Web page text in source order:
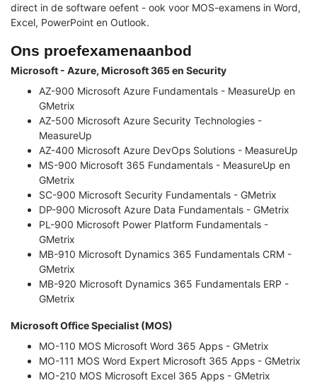
direct in de software oefent - ook voor MOS-examens in Word,
Excel, PowerPoint en Outlook.
Ons proefexamenaanbod
Microsoft - Azure, Microsoft 365 en Security
AZ-900 Microsoft Azure Fundamentals - MeasureUp en
GMetrix
AZ-500 Microsoft Azure Security Technologies -
MeasureUp
AZ-400 Microsoft Azure DevOps Solutions - MeasureUp
MS-900 Microsoft 365 Fundamentals - MeasureUp en
GMetrix
SC-900 Microsoft Security Fundamentals - GMetrix
DP-900 Microsoft Azure Data Fundamentals - GMetrix
PL-900 Microsoft Power Platform Fundamentals -
GMetrix
MB-910 Microsoft Dynamics 365 Fundamentals CRM -
GMetrix
MB-920 Microsoft Dynamics 365 Fundamentals ERP -
GMetrix
Microsoft Office Specialist (MOS)
MO-110 MOS Microsoft Word 365 Apps - GMetrix
MO-111 MOS Word Expert Microsoft 365 Apps - GMetrix
MO-210 MOS Microsoft Excel 365 Apps - GMetrix